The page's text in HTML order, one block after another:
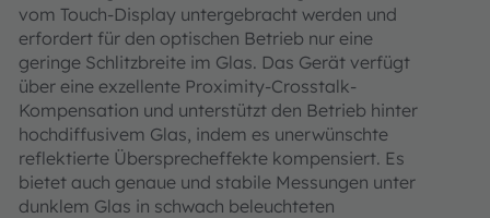
vom Touch-Display untergebracht werden und
erfordert für den optischen Betrieb nur eine
geringe Schlitzbreite im Glas. Das Gerät verfügt
über eine exzellente Proximity-Crosstalk-
Kompensation und unterstützt den Betrieb hinter
hochdiffusivem Glas, indem es unerwünschte
reflektierte Übersprecheffekte kompensiert. Es
bietet auch genaue und stabile Messungen unter
dunklem Glas in schwach beleuchteten